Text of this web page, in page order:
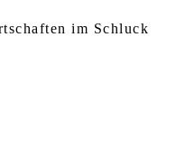
im Schluck